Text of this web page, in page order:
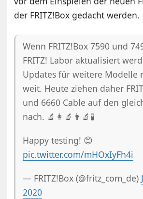
der FRITZ!Box gedacht werden.
Wenn FRITZ!Box 7590 und
FRITZ! Labor aktualisiert
Updates für weitere Modelle
weit. Heute ziehen daher
und 6660 Cable auf den
nach. 🔬👩‍🔬👨‍🔬🧪
Happy testing! 😊
pic.twitter.com/mHOxIyFh4i
— FRITZ!Box (@fritz_com_de)
2020